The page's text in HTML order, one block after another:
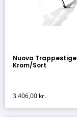
Nuova Trappestige
Krom/Sort
3.406,00 kr.